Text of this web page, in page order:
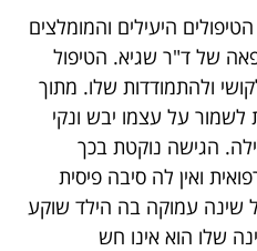
היעילים והמומלצים
של ד"ר שגיא. הטיפול
ולהתמודדות שלו. מתוך
על עצמו יבש ונקי
הגישה נוקטת בכך
ואין לה סיבה פיסית
שינה עמוקה בה הילד שוקע
שלו הוא אינו חש